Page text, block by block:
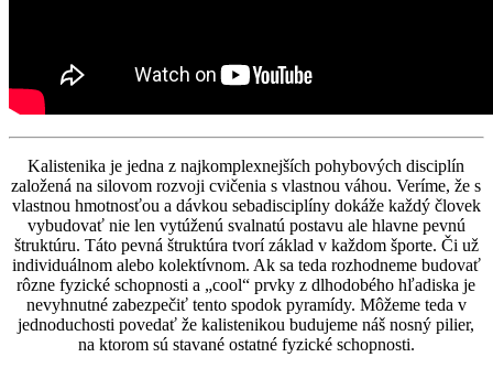
Kalistenika je jedna z najkomplexnejších pohybových disciplín
založená na silovom rozvoji cvičenia s vlastnou váhou. Veríme, že s
vlastnou hmotnosťou a dávkou sebadisciplíny dokáže každý človek
vybudovať nie len vytúženú svalnatú postavu ale hlavne pevnú
štruktúru. Táto pevná štruktúra tvorí základ v každom športe. Či už
individuálnom alebo kolektívnom. Ak sa teda rozhodneme budovať
rôzne fyzické schopnosti a „cool“ prvky z dlhodobého hľadiska je
nevyhnutné zabezpečiť tento spodok pyramídy. Môžeme teda v
jednoduchosti povedať že kalistenikou budujeme náš nosný pilier,
na ktorom sú stavané ostatné fyzické schopnosti.